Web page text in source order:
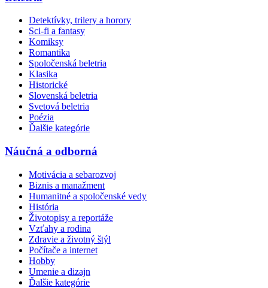
Detektívky, trilery a horory
Sci-fi a fantasy
Komiksy
Romantika
Spoločenská beletria
Klasika
Historické
Slovenská beletria
Svetová beletria
Poézia
Ďalšie kategórie
Náučná a odborná
Motivácia a sebarozvoj
Biznis a manažment
Humanitné a spoločenské vedy
História
Životopisy a reportáže
Vzťahy a rodina
Zdravie a životný štýl
Počítače a internet
Hobby
Umenie a dizajn
Ďalšie kategórie